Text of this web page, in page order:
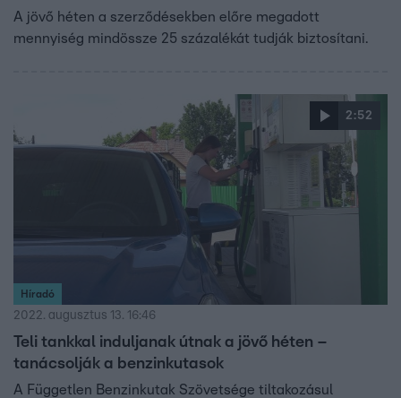
A jövő héten a szerződésekben előre megadott
mennyiség mindössze 25 százalékát tudják biztosítani.
2:52
Híradó
2022. augusztus 13. 16:46
Teli tankkal induljanak útnak a jövő héten –
tanácsolják a benzinkutasok
A Független Benzinkutak Szövetsége tiltakozásul